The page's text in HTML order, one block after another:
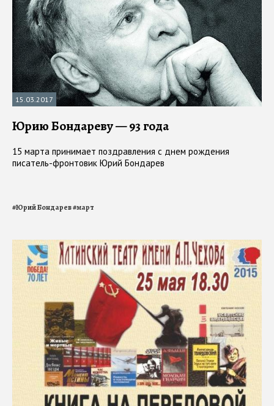
15.03.2017
Юрию Бондареву — 93 года
15 марта принимает поздравления с днем рождения
писатель-фронтовик Юрий Бондарев
#Юрий Бондарев#март